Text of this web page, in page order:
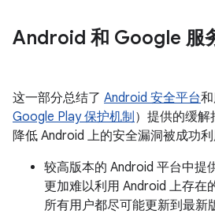
Android 和 Google 服
这一部分总结了 Android 安全平台
Google Play 保护机制 ）提供的缓
降低 Android 上的安全漏洞被成功利
较高版本的 Android 平台中提
更加难以利用 Android 上存在
所有用户都尽可能更新到最新